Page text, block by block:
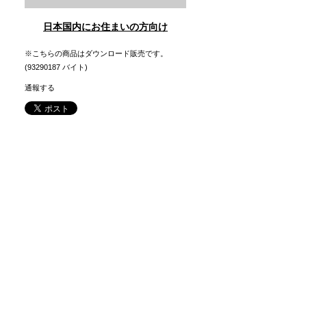
日本国内にお住まいの方向け
※こちらの商品はダウンロード販売です。
(93290187 バイト)
通報する